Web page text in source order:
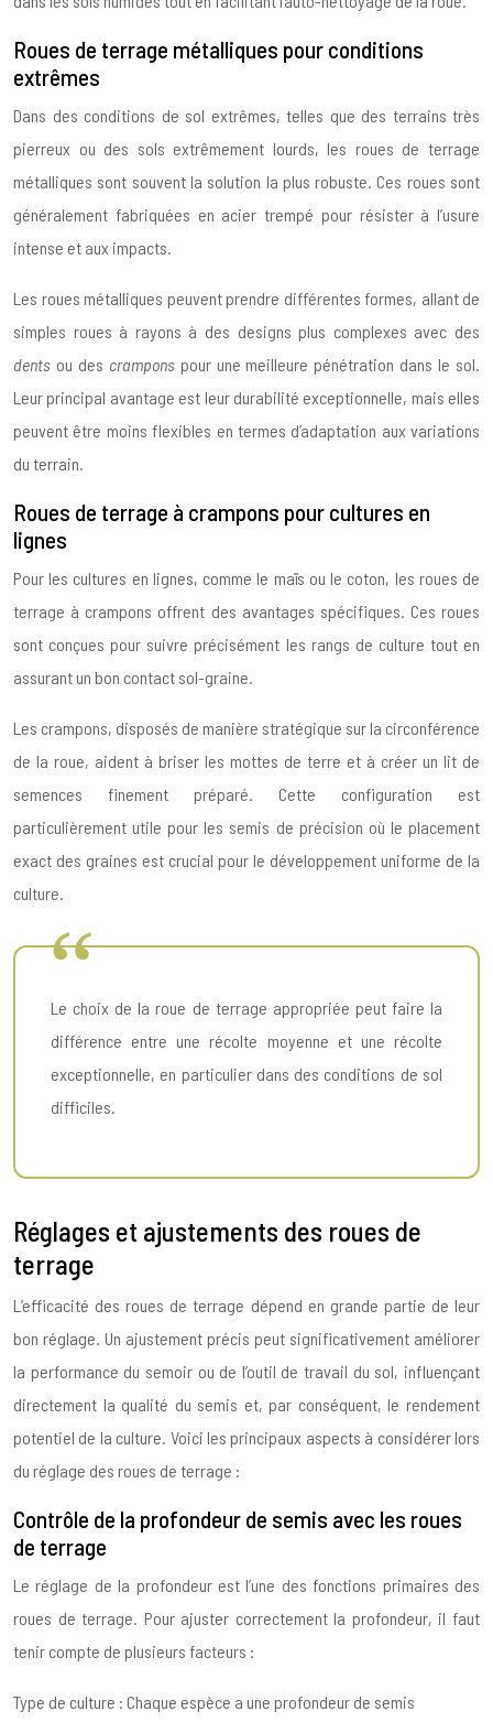
Roues de terrage métalliques pour conditions
extrêmes
Dans des conditions de sol extrêmes, telles que des terrains très
pierreux ou des sols extrêmement lourds, les roues de terrage
métalliques sont souvent la solution la plus robuste. Ces roues sont
généralement fabriquées en acier trempé pour résister à l’usure
intense et aux impacts.
Les roues métalliques peuvent prendre différentes formes, allant de
simples roues à rayons à des designs plus complexes avec des
dents ou des cramponspour une meilleure pénétration dans le sol.
Leur principal avantage est leur durabilité exceptionnelle, mais elles
peuvent être moins flexibles en termes d’adaptation aux variations
du terrain.
Roues de terrage à crampons pour cultures en
lignes
Pour les cultures en lignes, comme le maïs ou le coton, les roues de
terrage à crampons offrent des avantages spécifiques. Ces roues
sont conçues pour suivre précisément les rangs de culture tout en
assurant un bon contact sol-graine.
Les crampons, disposés de manière stratégique sur la circonférence
de la roue, aident à briser les mottes de terre et à créer un lit de
semences finement préparé. Cette configuration est
particulièrement utile pour les semis de précision où le placement
exact des graines est crucial pour le développement uniforme de la
culture.
Le choix de la roue de terrage appropriée peut faire la
différence entre une récolte moyenne et une récolte
exceptionnelle, en particulier dans des conditions de sol
difficiles.
Réglages et ajustements des roues de
terrage
L’efficacité des roues de terrage dépend en grande partie de leur
bon réglage. Un ajustement précis peut significativement améliorer
la performance du semoir ou de l’outil de travail du sol, influençant
directement la qualité du semis et, par conséquent, le rendement
potentiel de la culture. Voici les principaux aspects à considérer lors
du réglage des roues de terrage :
Contrôle de la profondeur de semis avec les roues
de terrage
Le réglage de la profondeur est l’une des fonctions primaires des
roues de terrage. Pour ajuster correctement la profondeur, il faut
tenir compte de plusieurs facteurs :
Type de culture : Chaque espèce a une profondeur de semis